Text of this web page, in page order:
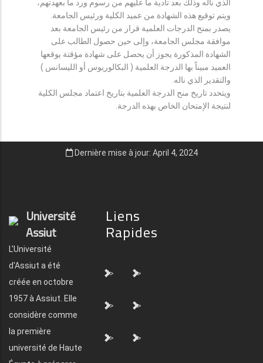
الذي ناله وذلك بعد تأدية ما عليهم من رسوم ورد ما بعهدتهم،
ويتم توقيع هذه الشهادة من عميد الكلية ورئيس الجامعة.
يصدر بمنح الدرجات العلمية قرار من رئيس الجامعة بعد
موافقة مجلس الجامعة، وإلى حين حصول الطالب على
الشهادة المذكورة يجوز أن يحصل على شهادة مؤقتة يوقعها
العميد مبيناً بها الدرجة العلمية ( البكالوريوس أو الليسانس )
والتقدير الذي ناله.
ويتحدد تاريخ منح الدرجة العلمية بتاريخ اعتماد مجلس الكلية
لنتيجة الإمتحان الخاص بهذه الدرجة.
Dernière mise à jour: April 4, 2024
Université
Assiut
L'Université
d'Assiut a été
créée en octobre
1957 à Assiut. Elle
considère comme
la première
université de Haute
Liens
Rapides
"> ">
"> ">
"> ">